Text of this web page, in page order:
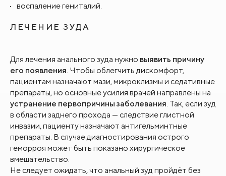
воспаление гениталий.
ЛЕЧЕНИЕ ЗУДА
Для лечения анального зуда нужно выявить причину
его появления. Чтобы облегчить дискомфорт,
пациентам назначают мази, микроклизмы и седативные
препараты, но основные усилия врачей направлены на
устранение первопричины заболевания. Так, если зуд
в области заднего прохода — следствие глистной
инвазии, пациенту назначают антигельминтные
препараты. В случае диагностирования острого
геморроя может быть показано хирургическое
вмешательство.
Не следует ожидать, что анальный зуд пройдёт без